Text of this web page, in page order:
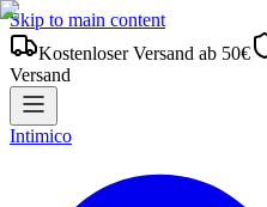
Skip to main content
Kostenloser Versand ab 50€
Versand
Intimico